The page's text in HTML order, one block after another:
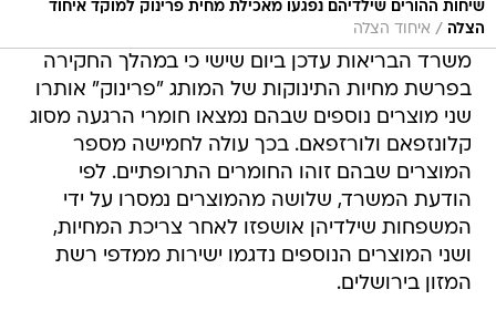
שיחות ההורים שילדיהם נפגעו מאכילת מחית פרינוק למוקד איחוד
הצלה / איחוד הצלה
משרד הבריאות עדכן ביום שישי כי במהלך החקירה
בפרשת מחיות התינוקות של המותג "פרינוק" אותרו
שני מוצרים נוספים שבהם נמצאו חומרי הרגעה מסוג
קלונזפאם ולורזפאם. בכך עולה לחמישה מספר
המוצרים שבהם זוהו החומרים התרופתיים. לפי
הודעת המשרד, שלושה מהמוצרים נמסרו על ידי
המשפחות שילדיהן אושפזו לאחר צריכת המחיות,
ושני המוצרים הנוספים נדגמו ישירות ממדפי רשת
המזון בירושלים.